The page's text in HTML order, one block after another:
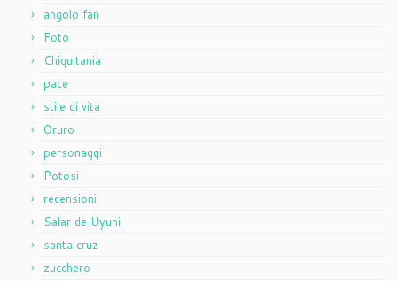
angolo fan
Foto
Chiquitania
pace
stile di vita
Oruro
personaggi
Potosi
recensioni
Salar de Uyuni
santa cruz
zucchero